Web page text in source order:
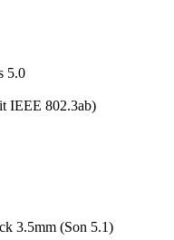
5.0
IEEE 802.3ab)
3.5mm (Son 5.1)